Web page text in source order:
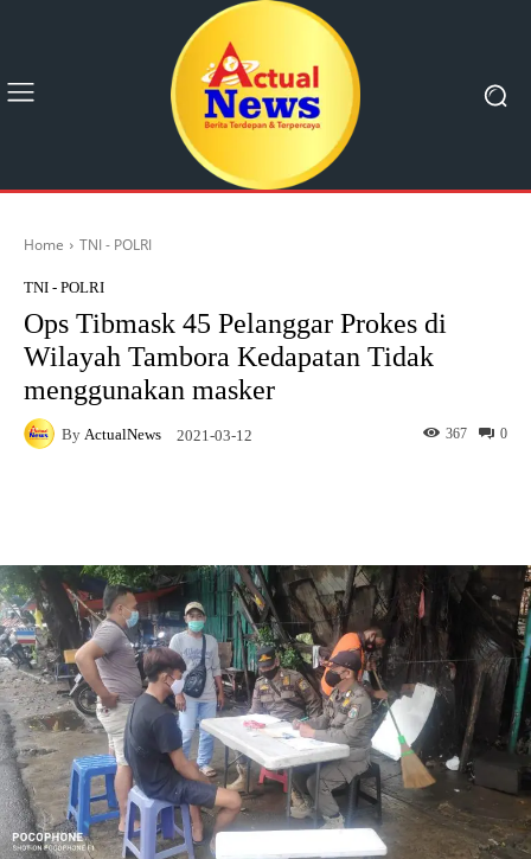
Home TNI - POLRI
TNI - POLRI
Ops Tibmask 45 Pelanggar Prokes di
Wilayah Tambora Kedapatan Tidak
menggunakan masker
By ActualNews 2021-03-12 0
367